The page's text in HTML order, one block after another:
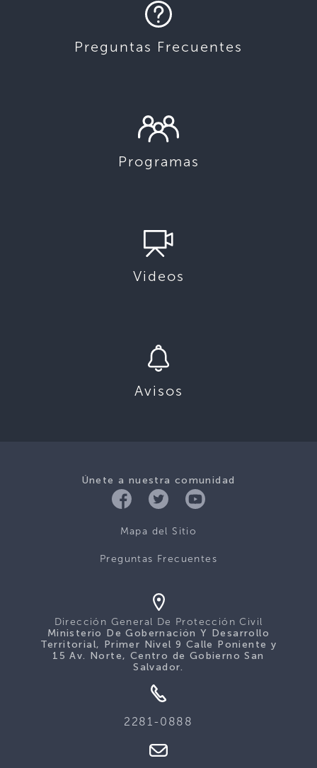
Preguntas Frecuentes
Programas
Videos
Avisos
Únete a nuestra comunidad
Mapa del Sitio
Preguntas Frecuentes
Dirección General De Protección Civil
Ministerio De Gobernación Y Desarrollo
Territorial, Primer Nivel 9 Calle Poniente y
15 Av. Norte, Centro de Gobierno San
Salvador.
2281-0888